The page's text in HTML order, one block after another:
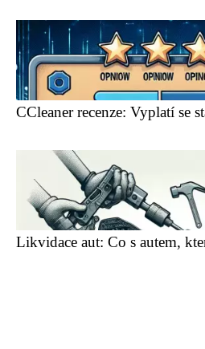
CCleaner recenze: Vyplatí se
Likvidace aut: Co s autem,